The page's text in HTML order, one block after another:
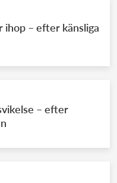
ihop – efter känsliga
– efter